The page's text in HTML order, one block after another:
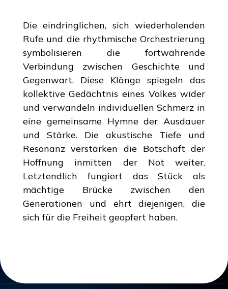
Die eindringlichen, sich wiederholenden
Rufe und die rhythmische Orchestrierung
symbolisieren die fortwährende
Verbindung zwischen Geschichte und
Gegenwart. Diese Klänge spiegeln das
kollektive Gedächtnis eines Volkes wider
und verwandeln individuellen Schmerz in
eine gemeinsame Hymne der Ausdauer
und Stärke. Die akustische Tiefe und
Resonanz verstärken die Botschaft der
Hoffnung inmitten der Not weiter.
Letztendlich fungiert das Stück als
mächtige Brücke zwischen den
Generationen und ehrt diejenigen, die
sich für die Freiheit geopfert haben.